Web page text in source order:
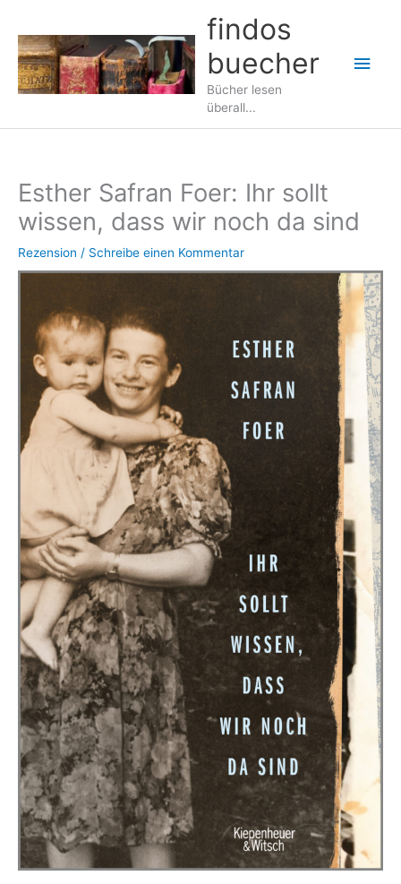
Inhalt
springen
findos
buecher
Bücher lesen
überall...
Esther Safran Foer: Ihr sollt
wissen, dass wir noch da sind
Rezension / Schreibe einen Kommentar